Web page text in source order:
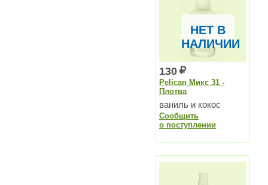
НЕТ В
НАЛИЧИИ
130
Pelican Микс 31 -
Плотва
ваниль и кокос
Сообщить
о поступлении